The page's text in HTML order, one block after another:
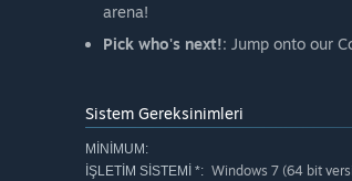
arena!
Pick who's next!: Jump onto our
Sistem Gereksinimleri
MINIMUM:
İŞLETIM SISTEMI *: Windows 7 (64 bit